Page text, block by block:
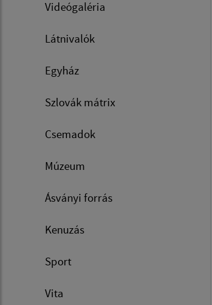
Videógaléria
Látnivalók
Egyház
Szlovák mátrix
Csemadok
Múzeum
Ásványi forrás
Kenuzás
Sport
Vita